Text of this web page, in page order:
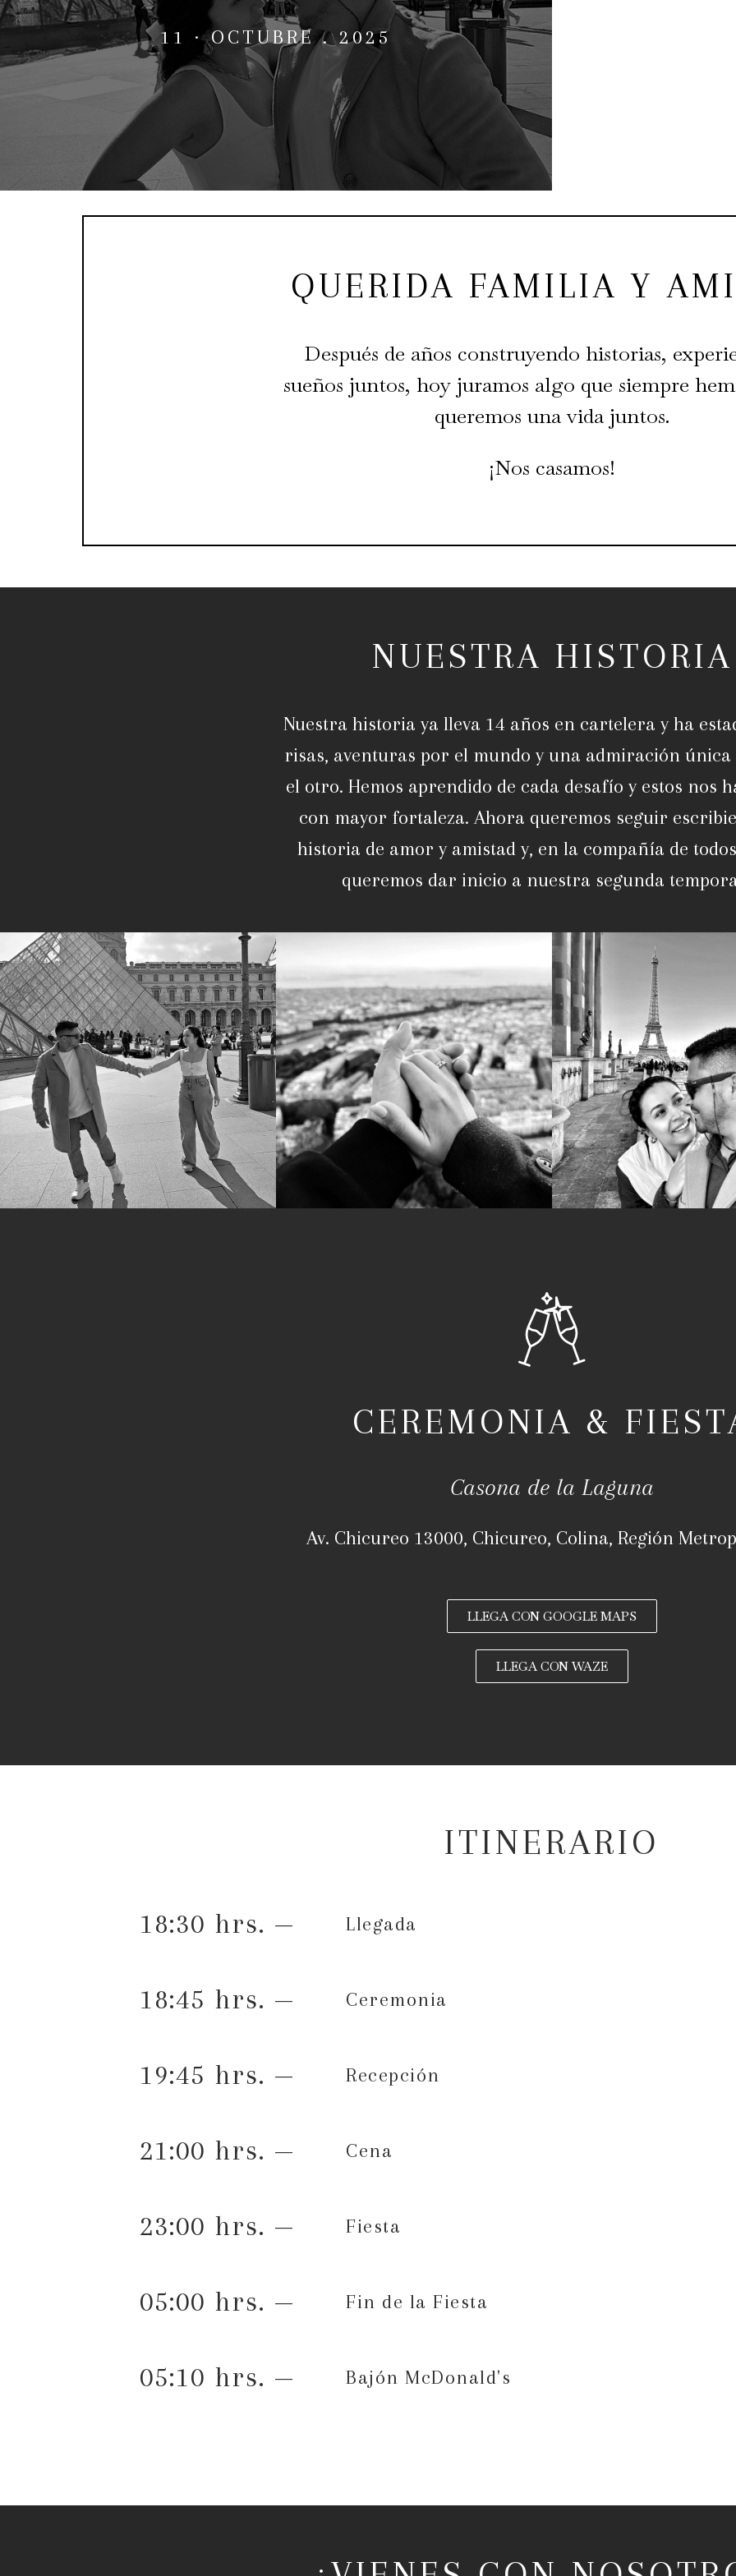
11 · OCTUBRE . 2025
QUERIDA FAMILIA Y
Después de años construyendo historias,
sueños juntos, hoy juramos algo que siempre
queremos una vida juntos.
¡Nos casamos!
NUESTRA HISTORIA
Nuestra historia ya lleva 14 años en cartelera y ha
risas, aventuras por el mundo y una admiración
el otro. Hemos aprendido de cada desafío y estos nos
con mayor fortaleza. Ahora queremos seguir
historia de amor y amistad y, en la compañía de
queremos dar inicio a nuestra segunda
CEREMONIA &
Casona de la Laguna
Av. Chicureo 13000, Chicureo, Colina, Región
LLEGA CON GOOGLE MAPS
LLEGA CON WAZE
ITINERARIO
18:30 hrs. — Llegada
18:45 hrs. — Ceremonia
19:45 hrs. — Recepción
21:00 hrs. — Cena
23:00 hrs. — Fiesta
05:00 hrs. — Fin de la Fiesta
05:10 hrs. — Bajón McDonald's